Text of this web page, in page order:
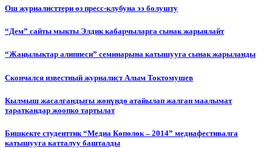
Ош журналисттери өз пресс-клубуна ээ болушту
“Дем” сайты мыкты Элдик кабарчыларга сынак жарыялайт
“Жаңылыктар алиппеси” семинарына катышууга сынак жарыланды
Cкончался известный журналист Алым Токтомушев
Кылмыш жасалгандыгы жөнүндө атайылап жалган маалымат
тараткандар жоопко тартылат
Бишкекте студенттик “Медиа Көпөлөк – 2014” медиафестивалга
катышууга катталуу башталды